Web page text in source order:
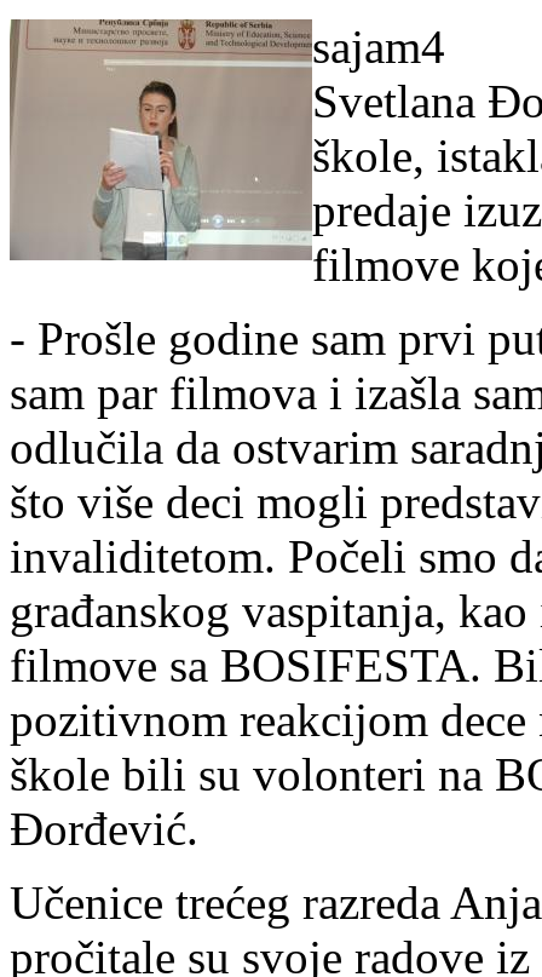
sajam4
Svetlana
škole,
predaje
filmove
- Prošle godine sam prvi
sam par filmova i izašla
odlučila da ostvarim
što više deci mogli
invaliditetom. Počeli smo
građanskog vaspitanja,
filmove sa BOSIFESTA.
pozitivnom reakcijom
škole bili su volonteri na
Đorđević.
Učenice trećeg razreda
pročitale su svoje radove